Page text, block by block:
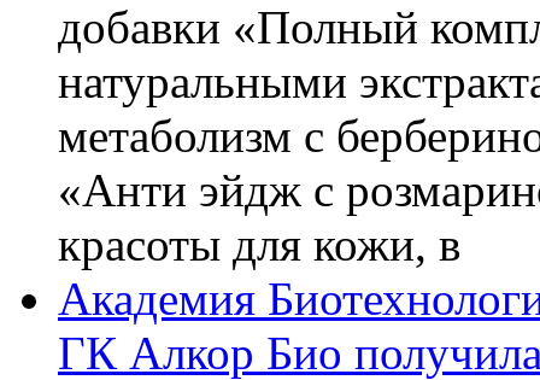
добавки «Полный
натуральными
метаболизм с
«Анти эйдж с
красоты для кожи, в
Академия
ГК Алкор Био